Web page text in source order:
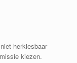
herkiesbaar
kiezen.